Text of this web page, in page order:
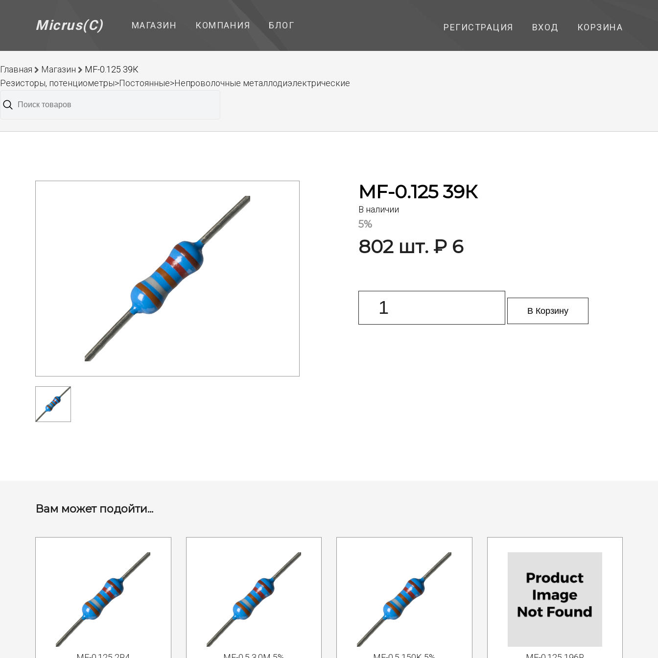
Micrus(C) МАГАЗИН КОМПАНИЯ БЛОГ РЕГИСТРАЦИЯ ВХОД КОРЗИНА
Главная Магазин
MF-0.125 39К
Резисторы, потенциометры>Постоянные>Непроволочные металлодиэлектрические
MF-0.125 39К
В наличии
5%
802 шт. ₽ 6
В Корзину
Вам может подойти...